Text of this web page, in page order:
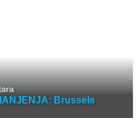
Brussels